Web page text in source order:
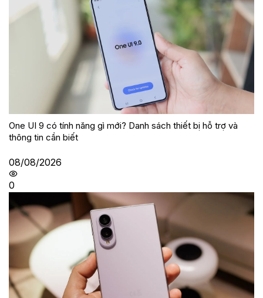
One UI 9 có tính năng gì mới? Danh sách thiết bị hỗ trợ và
thông tin cần biết
08/08/2026
0